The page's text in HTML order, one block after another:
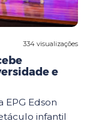
334 visualizações
e
EPG Edson
infantil